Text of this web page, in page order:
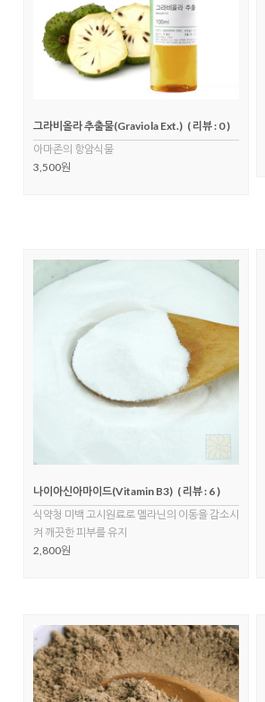
그라비올라 추출물(Graviola Ext.) ( 리뷰 : 0 )
아마존의 항암식물
3,500원
나이아신아마이드(Vitamin B3) ( 리뷰 : 6 )
식약청 미백 고시원료로 멜라닌의 이동을 감소시
켜 깨끗한 피부를 유지
2,800원